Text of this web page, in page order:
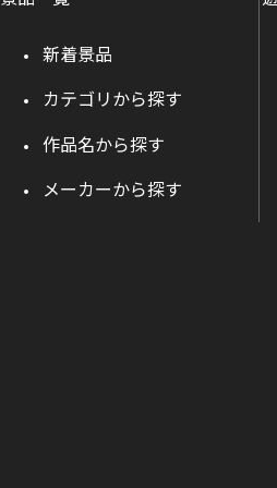
新着景品
カテゴリから探す
作品名から探す
メーカーから探す